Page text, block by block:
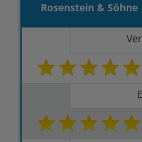
Rosenstein & Söhne